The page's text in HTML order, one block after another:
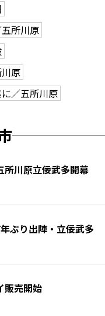
所川原
原
／五所川原
所川原立佞武多開幕
ぶり出陣・立佞武多
販売開始